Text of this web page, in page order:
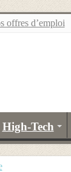
offres d’emploi
High-Tech